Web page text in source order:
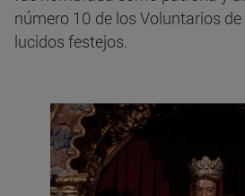
número 10 de los Voluntarios
lucidos festejos.